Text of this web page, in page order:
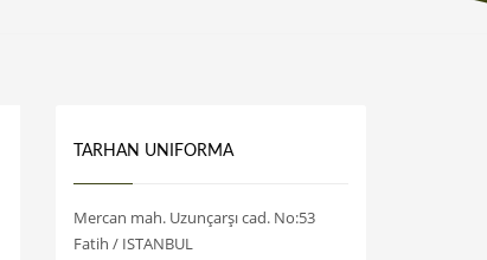
TARHAN UNIFORMA
Mercan mah. Uzunçarşı cad. No:53
Fatih / ISTANBUL